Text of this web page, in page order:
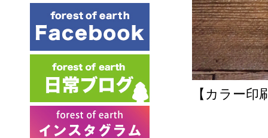
【カラー印